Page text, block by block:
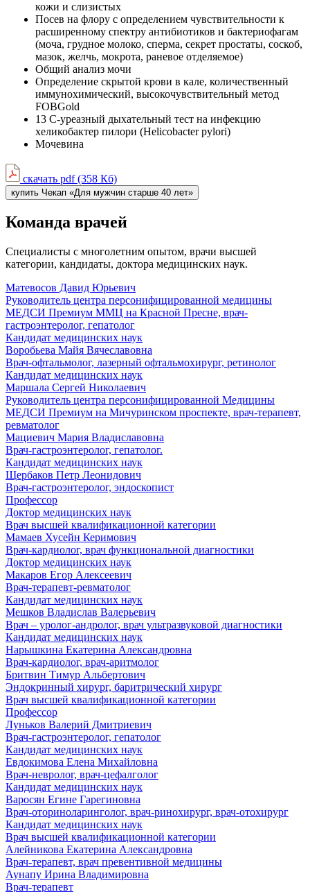
кожи и слизистых
Посев нa флору c определением чувствительности к
расширенному спектру антибиотиков и бактериофагам
(моча, грудное молоко, сперма, секрет простаты, соскоб,
мазок, желчь, мокрота, раневое отделяемое)
Общий анализ мочи
Определение скрытой крови в кале, количественный
иммунохимический, высокочувствительный метод
FOBGold
13 С-уреазный дыхательный тест на инфекцию
хеликобактер пилори (Helicobacter pylori)
Мочевина
скачать pdf (358 Кб)
купить Чекап «Для мужчин старше 40 лет»
Команда врачей
Специалисты с многолетним опытом, врачи высшей
категории, кандидаты, доктора медицинских наук.
Матевосов Давид Юрьевич
Руководитель центра персонифицированной медицины
МЕДСИ Премиум ММЦ на Красной Пресне, врач-
гастроэнтеролог, гепатолог
Кандидат медицинских наук
Воробьева Майя Вячеславовна
Врач-офтальмолог, лазерный офтальмохирург, ретинолог
Кандидат медицинских наук
Маршала Сергей Николаевич
Руководитель центра персонифицированной Медицины
МЕДСИ Премиум на Мичуринском проспекте, врач-терапевт,
ревматолог
Мациевич Мария Владиславовна
Врач-гастроэнтеролог, гепатолог.
Кандидат медицинских наук
Щербаков Петр Леонидович
Врач-гастроэнтеролог, эндоскопист
Профессор
Доктор медицинских наук
Врач высшей квалификационной категории
Мамаев Хусейн Керимович
Врач-кардиолог, врач функциональной диагностики
Доктор медицинских наук
Макаров Егор Алексеевич
Врач-терапевт-ревматолог
Кандидат медицинских наук
Мешков Владислав Валерьевич
Врач – уролог-андролог, врач ультразвуковой диагностики
Кандидат медицинских наук
Нарышкина Екатерина Александровна
Врач-кардиолог, врач-аритмолог
Бритвин Тимур Альбертович
Эндокринный хирург, баритрический хирург
Врач высшей квалификационной категории
Профессор
Луньков Валерий Дмитриевич
Врач-гастроэнтеролог, гепатолог
Кандидат медицинских наук
Евдокимова Елена Михайловна
Врач-невролог, врач-цефалголог
Кандидат медицинских наук
Варосян Егине Гарегиновна
Врач‑оториноларинголог, врач‑ринохирург, врач‑отохирург
Кандидат медицинских наук
Врач высшей квалификационной категории
Алейникова Екатерина Александровна
Врач-терапевт, врач превентивной медицины
Аунапу Ирина Владимировна
Врач-терапевт